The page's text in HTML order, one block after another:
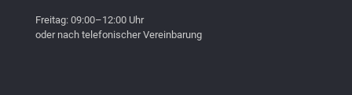
Freitag: 09:00–12:00 Uhr
oder nach telefonischer Vereinbarung